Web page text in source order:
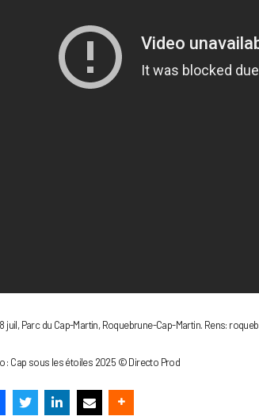
juil, Parc du Cap-Martin, Roquebrune-Cap-Martin. Rens:
: Cap sous les étoiles 2025 © Directo Prod